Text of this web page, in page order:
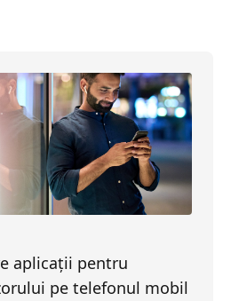
aplicații pentru
pe telefonul mobil